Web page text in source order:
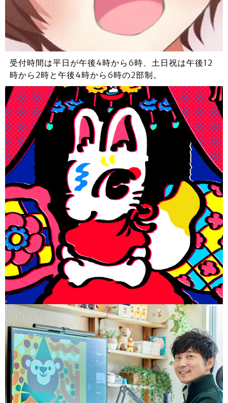
受付時間は平日が午後4時から6時、土日祝は午後12
時から2時と午後4時から6時の2部制。